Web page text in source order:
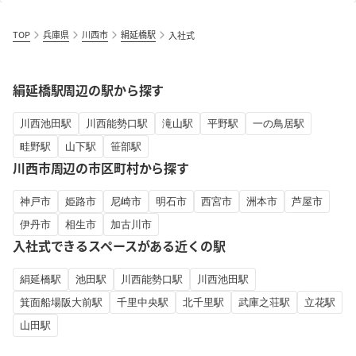
TOP 兵庫県 川西市 絹延橋駅 入社式
絹延橋駅周辺の駅から探す
川西池田駅 川西能勢口駅 滝山駅 平野駅
一の鳥居駅
畦野駅
山下駅 笹部駅
川西市周辺の市区町村から探す
神戸市 姫路市 尼崎市 明石市 西宮市 洲本市
芦屋市
伊丹市
相生市 加古川市
入社式できるスペースがある近くの駅
絹延橋駅 池田駅 川西能勢口駅
川西池田駅
箕面船場阪大前駅
千里中央駅 北千里駅 武庫之荘駅
立花駅
山田駅